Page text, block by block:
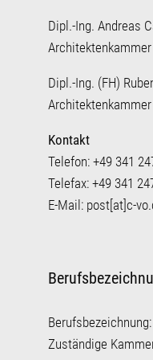
Dipl.-Ing. Andreas
Dipl.-Ing. (FH)
Kontakt
Telefon: +49 341
Telefax: +49 341
E-Mail: post[at]c-
Zuständige